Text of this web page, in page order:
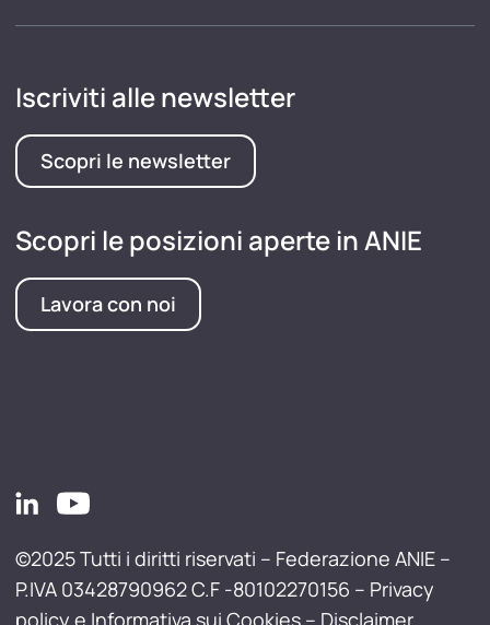
Iscriviti alle newsletter
Scopri le newsletter
Scopri le posizioni aperte in ANIE
Lavora con noi
©2025 Tutti i diritti riservati – Federazione ANIE –
P.IVA 03428790962 C.F -80102270156 – Privacy